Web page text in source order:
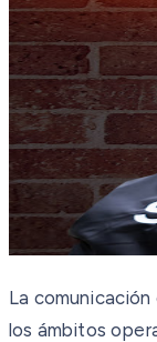
La
los ámbitos